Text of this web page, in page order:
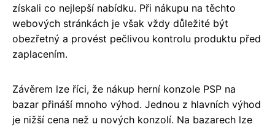
získali co nejlepší nabídku. Při nákupu na těchto
webových stránkách je však vždy důležité být
obezřetný a provést pečlivou kontrolu produktu před
zaplacením.
Závěrem lze říci, že nákup herní konzole PSP na
bazar přináší mnoho výhod. Jednou z hlavních výhod
je nižší cena než u nových konzolí. Na bazarech lze